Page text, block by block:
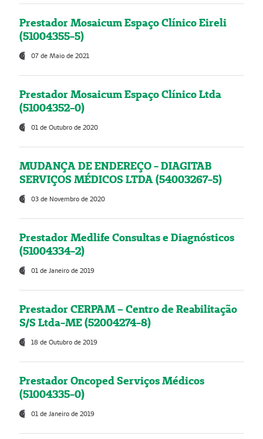
Prestador Mosaicum Espaço Clínico Eireli
(51004355-5)
07 de Maio de 2021
Prestador Mosaicum Espaço Clínico Ltda
(51004352-0)
01 de Outubro de 2020
MUDANÇA DE ENDEREÇO - DIAGITAB
SERVIÇOS MÉDICOS LTDA (54003267-5)
03 de Novembro de 2020
Prestador Medlife Consultas e Diagnósticos
(51004334-2)
01 de Janeiro de 2019
Prestador CERPAM – Centro de Reabilitação
S/S Ltda-ME (52004274-8)
18 de Outubro de 2019
Prestador Oncoped Serviços Médicos
(51004335-0)
01 de Janeiro de 2019